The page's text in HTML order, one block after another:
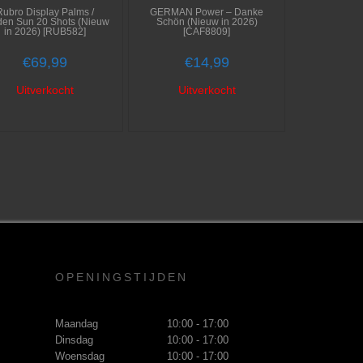
Display Palms /
Sun 20 Shots (Nieuw
in 2026) [RUB582]
€69,99
Uitverkocht
GERMAN Power – Danke
Schön (Nieuw in 2026)
[CAF8809]
€14,99
Uitverkocht
OPENINGSTIJDEN
Maandag
10:00 - 17:00
Dinsdag
10:00 - 17:00
Woensdag
10:00 - 17:00